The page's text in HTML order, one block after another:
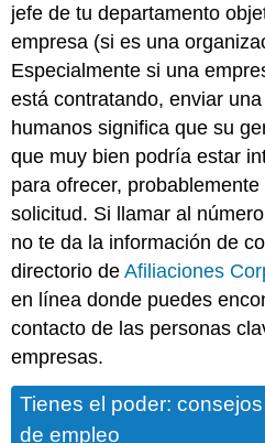
jefe de tu departamento
empresa (si es una
Especialmente si una
está contratando, enviar
humanos significa que su
que muy bien podría estar
para ofrecer,
solicitud. Si llamar al
no te da la información de
directorio deAfiliaciones
en línea donde puedes
contacto de las personas
empresas.
Tienes el poder:
de empleo